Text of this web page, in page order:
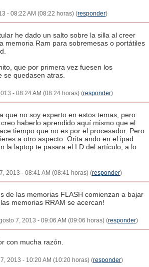
- 08:22 AM (08:22 horas) (responder)
he dado un salto sobre la silla al creer
memoria Ram para sobremesas o portátiles
que por primera vez fuesen los
se quedasen atras.
- 08:24 AM (08:24 horas) (responder)
que no soy experto en estos temas, pero
haberlo aprendido aquí mismo que el
tiempo que no es por el procesador. Pero
a otro aspecto. Orita ando en el ipad
la laptop te pasara el I.D del artículo, a lo
2013 - 08:41 AM (08:41 horas) (responder)
de las memorias FLASH comienzan a bajar
memorias RRAM se acercan!
7, 2013 - 09:06 AM (09:06 horas) (responder)
con mucha razón.
2013 - 10:20 AM (10:20 horas) (responder)